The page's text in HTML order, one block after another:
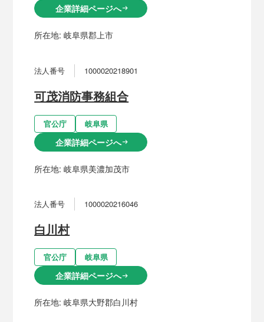
企業詳細ページへarrow_right_alt
所在地:岐阜県郡上市
法人番号 1000020218901
可茂消防事務組合
官公庁 岐阜県
企業詳細ページへarrow_right_alt
所在地:岐阜県美濃加茂市
法人番号 1000020216046
白川村
官公庁 岐阜県
企業詳細ページへarrow_right_alt
所在地:岐阜県大野郡白川村